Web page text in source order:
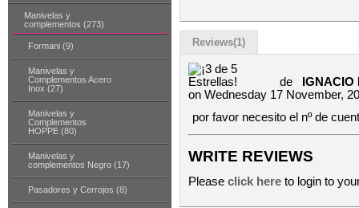
Manivelas y
complementos (273)
Formani (9)
Manivelas y
Complementos Acero
Inox (27)
Manivelas y
Complementos
HOPPE (80)
Manivelas y
complementos Negro (17)
Pasadores y Cerrojos (8)
Reviews(1)
de
on Wednesday 17 November,
por favor necesito el nº de
WRITE REVIEWS
Please click here to login to